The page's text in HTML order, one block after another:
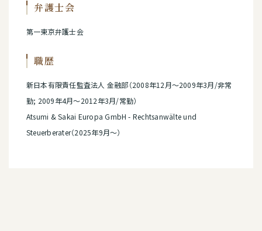
弁護士会
第一東京弁護士会
職歴
新日本有限責任監査法人 金融部（2008年12月～2009年3月/非常
勤; 2009年4月～2012年3月/常勤）
Atsumi & Sakai Europa GmbH - Rechtsanwälte und
Steuerberater（2025年9月～）